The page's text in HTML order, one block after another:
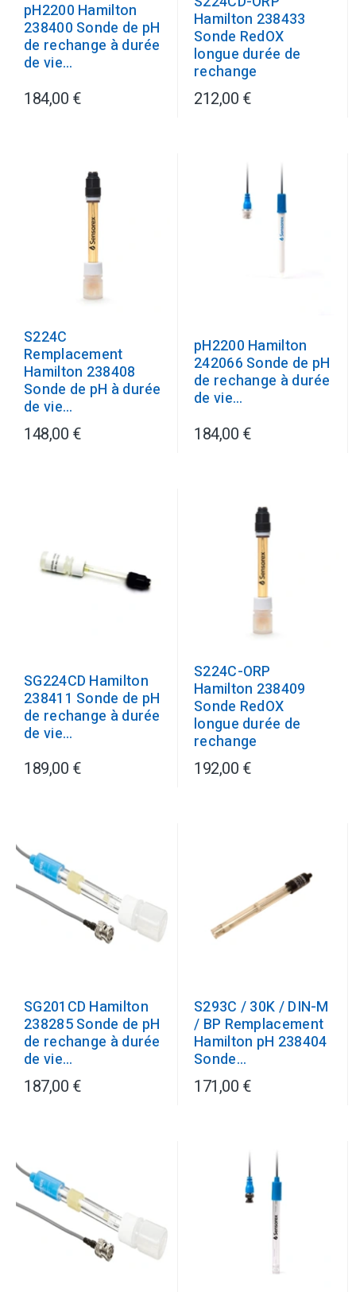
pH2200 Hamilton
238400 Sonde de pH
de rechange à durée
de vie...
184,00 €
Hamilton 238433
Sonde RedOX
longue durée de
rechange
212,00 €
S224C
Remplacement
Hamilton 238408
Sonde de pH à durée
de vie...
148,00 €
pH2200 Hamilton
242066 Sonde de pH
de rechange à durée
de vie...
184,00 €
SG224CD Hamilton
238411 Sonde de pH
de rechange à durée
de vie...
189,00 €
S224C-ORP
Hamilton 238409
Sonde RedOX
longue durée de
rechange
192,00 €
SG201CD Hamilton
238285 Sonde de pH
de rechange à durée
de vie...
187,00 €
S293C / 30K / DIN-M
/ BP Remplacement
Hamilton pH 238404
Sonde...
171,00 €